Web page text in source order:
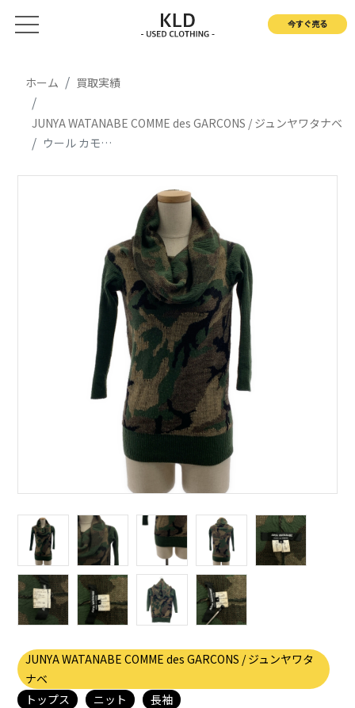
今すぐ売る
ホーム 買取実績
JUNYA WATANABE COMME des GARCONS / ジュンヤワタナベ
ウール カモフラージュ 変形 オーバーネック ニット セーター
JUNYA WATANABE COMME des GARCONS / ジュンヤワタ
ナベ
トップス
ニット 長袖